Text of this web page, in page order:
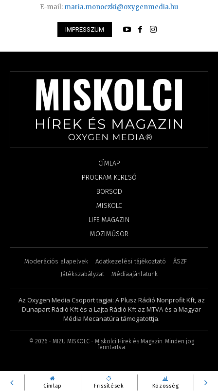
Címlap Frissítések Közösség
E-mail: maria.monoczki@oxygenmedia.hu
IMPRESSZUM
CÍMLAP
PROGRAM KERESŐ
BORSOD
MISKOLC
LIFE MAGAZIN
MOZIMŰSOR
Moderációs alapelvek Adatkezelési tájékoztató
ÁSZF
Játékszabályzat
Médiaajánlatunk
Az Oxygen Media Csoport tagjai: A Plusz Rádió Nonprofit Kft, az
Dunapart Rádió Kft és a Lajta Rádió Kft az MTVA és a Magyar
Média Mecanatúra támogatottja.
© 2026- MIZU MISKOLC - Miskolci Hírek és Magazin. Minden jog
fenntartva.